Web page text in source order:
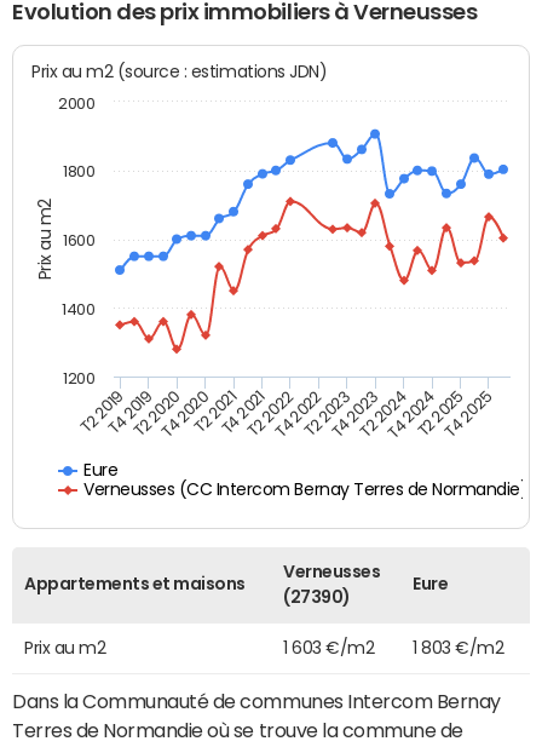
Evolution des prix immobiliers à Verneusses
Prix au m2
Prix au m2 (source : estimations JDN)
Eure
Verneusses (CC Intercom Bernay Terres de Normandie)
T2 2019T4 2019T2 2020T4 2020T2 2021T4 2021T2 2022T4 2022T2 2023T4 2023T2 2024T4 2024T2 2025T4 2025
1200
1400
1600
1800
2000
Appartements et maisons
Verneusses
(27390)
Eure
Prix au m2 1 603 €/m2 1 803 €/m2
Dans la Communauté de communes Intercom Bernay
Terres de Normandie où se trouve la commune de